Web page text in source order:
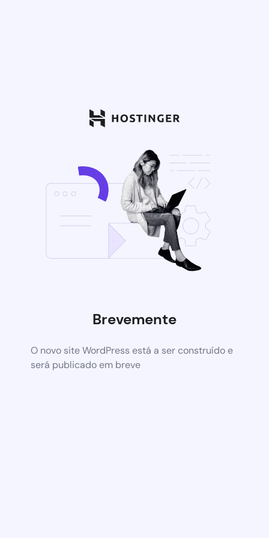
Brevemente
O novo site WordPress está a ser construído e
será publicado em breve